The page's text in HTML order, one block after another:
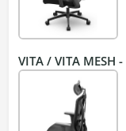
VITA / VITA MESH -